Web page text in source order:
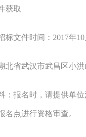
获取
标文件时间： 2017年10
北省武汉市武昌区小
：报名时，请提供单
名点进行资格审查。